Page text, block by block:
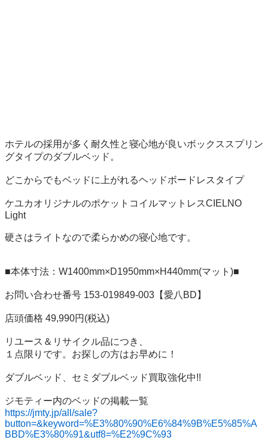
ホテルの採用が多く耐久性と寝心地が良いボックススプリン
グタイプのダブルベッド。
どこからでもベッドに上がれるヘッドボードレスタイプ
ケユカオリジナルのポケットコイルマットレスCIELNO
Light
硬さはライトなので柔らかめの寝心地です。
■本体寸法：W1400mm×D1950mm×H440mm(マット)■
お問い合わせ番号 153-019849-003【愛八BD】
店頭価格 49,990円(税込)
リユース＆リサイクル品につき、
１点限りです。お探しの方はお早めに！
ダブルベッド、セミダブルベッド買取強化中!!
https://jmty.jp/all/sale?
button=&keyword=%E3%80%90%E6%84%9B%E5%85%A
BBD%E3%80%91&utf8=%E2%9C%93